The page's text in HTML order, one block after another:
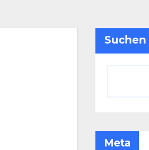
Suchen
Meta